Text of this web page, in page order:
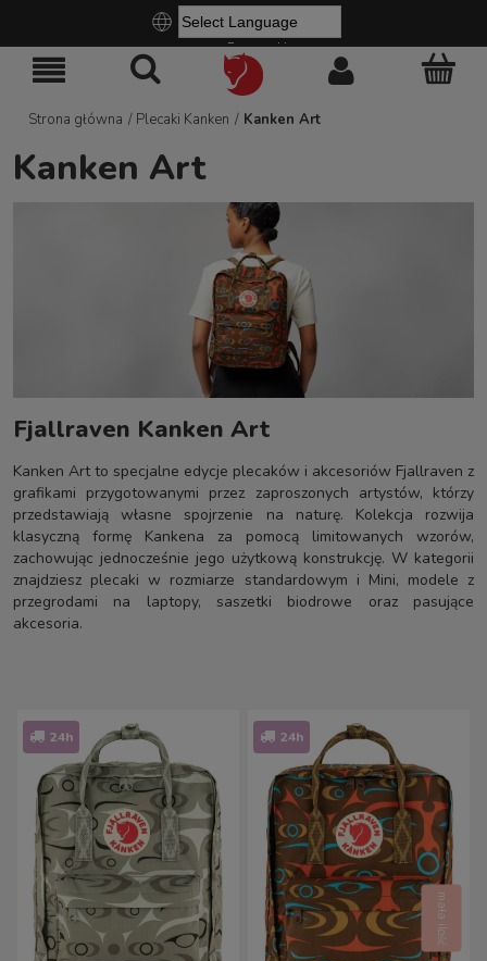
Powered by
Strona główna / Plecaki Kanken / Kanken Art
Kanken Art
Fjallraven Kanken Art
Kanken Art to specjalne edycje plecaków i akcesoriów Fjallraven z
grafikami przygotowanymi przez zaproszonych artystów, którzy
przedstawiają własne spojrzenie na naturę. Kolekcja rozwija
klasyczną formę Kankena za pomocą limitowanych wzorów,
zachowując jednocześnie jego użytkową konstrukcję. W kategorii
znajdziesz plecaki w rozmiarze standardowym i Mini, modele z
przegrodami na laptopy, saszetki biodrowe oraz pasujące
akcesoria.
24h 24h
mała ilość